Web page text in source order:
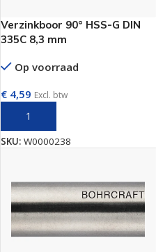
Verzinkboor 90° HSS-G DIN
335C 8,3 mm
Op voorraad
€ 4,59 Excl. btw
SKU: W0000238